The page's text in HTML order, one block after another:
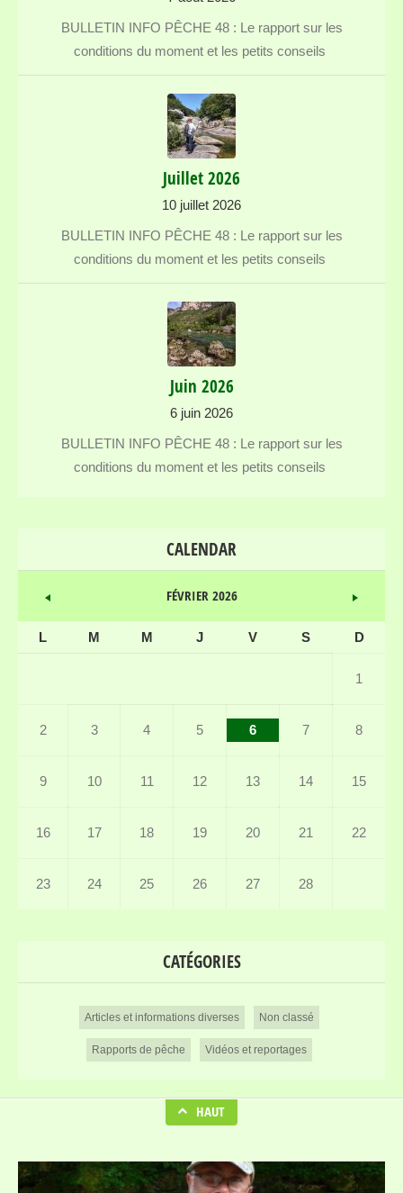
BULLETIN INFO PÊCHE 48 : Le rapport sur les
conditions du moment et les petits conseils
Juillet 2026
10 juillet 2026
BULLETIN INFO PÊCHE 48 : Le rapport sur les
conditions du moment et les petits conseils
Juin 2026
6 juin 2026
BULLETIN INFO PÊCHE 48 : Le rapport sur les
conditions du moment et les petits conseils
CALENDAR
FÉVRIER 2026
L M M J V S D
1
2 3 4 5 6 7 8
9 10 11 12 13 14 15
16 17 18 19 20 21 22
23 24 25 26 27 28
CATÉGORIES
Articles et informations diverses Non classé
Rapports de pêche Vidéos et reportages
HAUT